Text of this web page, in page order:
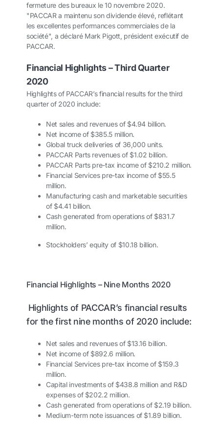
fermeture des bureaux le 10 novembre 2020.
"PACCAR a maintenu son dividende élevé, reflétant
les excellentes performances commerciales de la
société", a déclaré Mark Pigott, président exécutif de
PACCAR.
Financial Highlights – Third Quarter
2020
Highlights of PACCAR’s financial results for the third
quarter of 2020 include:
Net sales and revenues of $4.94 billion.
Net income of $385.5 million.
Global truck deliveries of 36,000 units.
PACCAR Parts revenues of $1.02 billion.
PACCAR Parts pre-tax income of $210.2 million.
Financial Services pre-tax income of $55.5
million.
Manufacturing cash and marketable securities
of $4.41 billion.
Cash generated from operations of $831.7
million.
Stockholders’ equity of $10.18 billion.
Financial Highlights – Nine Months 2020
Highlights of PACCAR’s financial results
for the first nine months of 2020 include:
Net sales and revenues of $13.16 billion.
Net income of $892.6 million.
Financial Services pre-tax income of $159.3
million.
Capital investments of $438.8 million and R&D
expenses of $202.2 million.
Cash generated from operations of $2.19 billion.
Medium-term note issuances of $1.89 billion.